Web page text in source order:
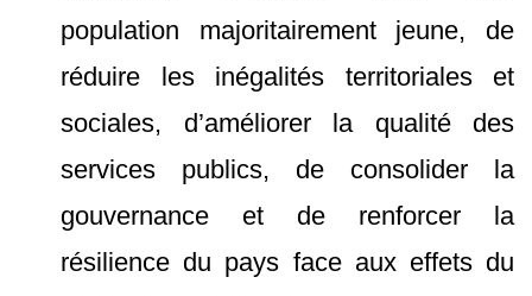
population majoritairement jeune, de
réduire les inégalités territoriales et
sociales, d’améliorer la qualité des
services publics, de consolider la
gouvernance et de renforcer la
résilience du pays face aux effets du